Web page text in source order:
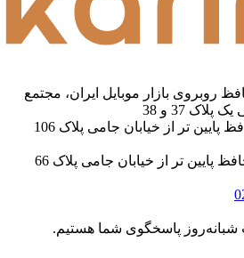
روبروی بازار موبایل ایران، مجتمع
37 و 38
شعبه دو : تهران خیابان حافظ پایین تر از خیابان جامی پلاک 106
شعبه سه : تهران خیابان حافظ پایین تر از خیابان جامی پلاک 66